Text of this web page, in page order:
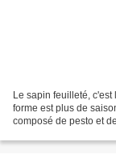
Le sapin feuilleté,
forme est plus de
composé de pesto et